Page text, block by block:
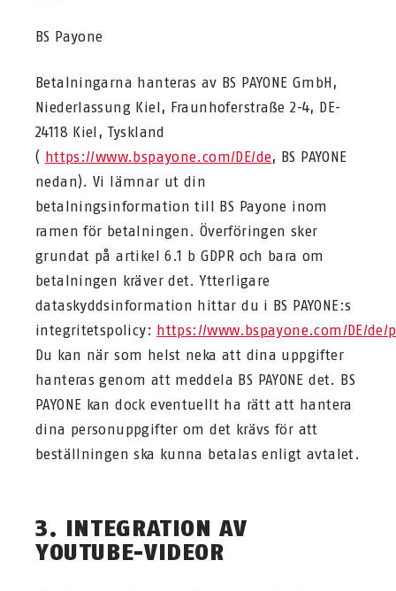
BS Payone
Betalningarna hanteras av BS PAYONE GmbH,
Niederlassung Kiel, Fraunhoferstraße 2-4, DE-
24118 Kiel, Tyskland
( https://www.bspayone.com/DE/de, BS PAYONE
nedan). Vi lämnar ut din
betalningsinformation till BS Payone inom
ramen för betalningen. Överföringen sker
grundat på artikel 6.1 b GDPR och bara om
betalningen kräver det. Ytterligare
dataskyddsinformation hittar du i BS PAYONE:s
integritetspolicy: https://www.bspayone.com/DE/de/
Du kan när som helst neka att dina uppgifter
hanteras genom att meddela BS PAYONE det. BS
PAYONE kan dock eventuellt ha rätt att hantera
dina personuppgifter om det krävs för att
beställningen ska kunna betalas enligt avtalet.
3. INTEGRATION AV
YOUTUBE-VIDEOR